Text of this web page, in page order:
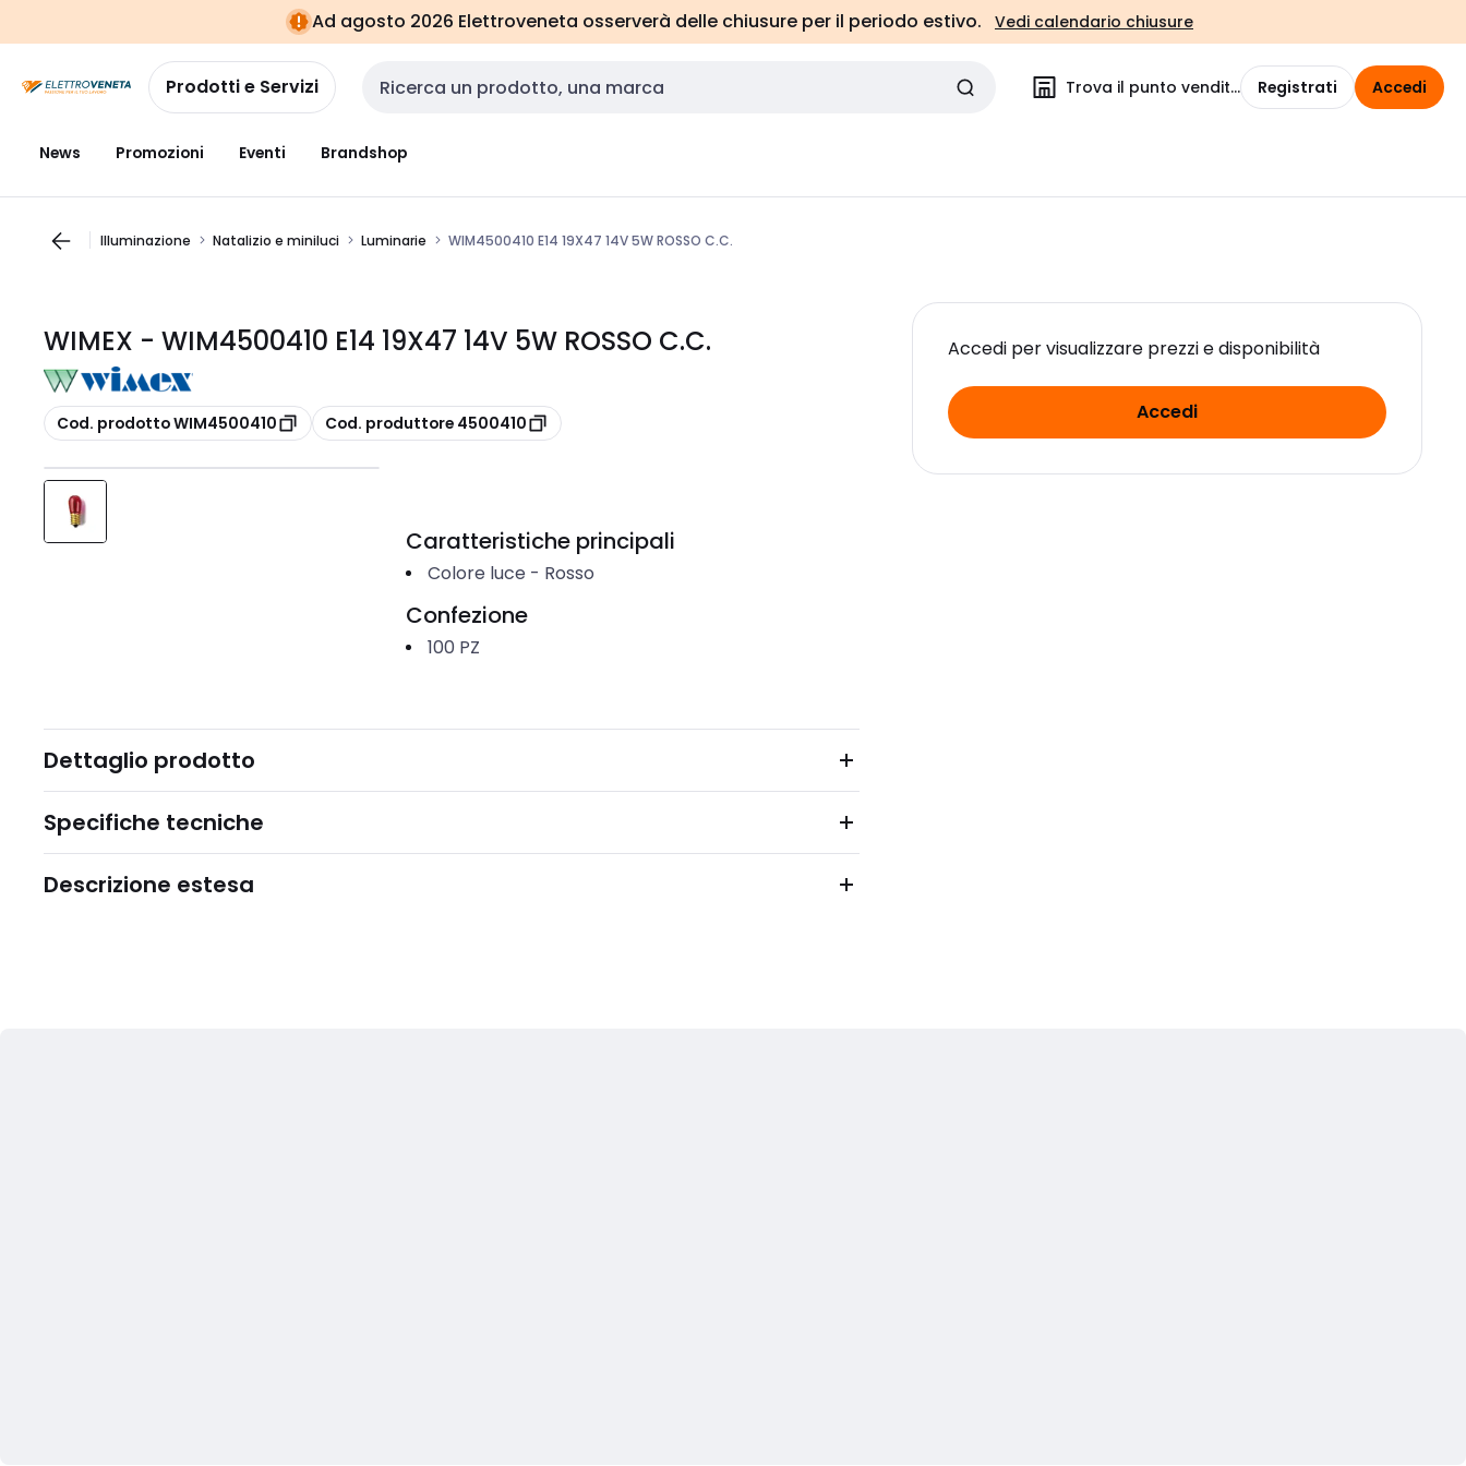
navigazionealla
pagina
Ad agosto 2026 Elettroveneta osserverà delle chiusure per il periodo estivo. Vedi calendario chiusure
Prodotti e Servizi Cerca input Trova il punto vendita Registrati Accedi
News Promozioni Eventi Brandshop
Illuminazione Natalizio e miniluci Luminarie WIM4500410 E14 19X47 14V 5W ROSSO C.C.
WIMEX - WIM4500410 E14 19X47 14V 5W ROSSO C.C.
copia
Cod. prodotto WIM4500410 copia
Cod. produttore 4500410
Accedi per visualizzare prezzi e disponibilità
Accedi
Caratteristiche principali
Colore luce - Rosso
Confezione
100 PZ
Dettaglio prodotto
Specifiche tecniche
Descrizione estesa